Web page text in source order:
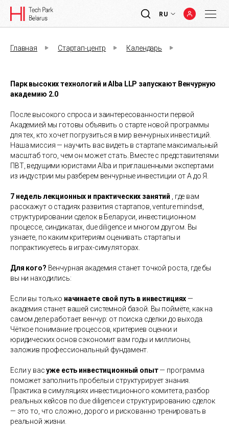
RU
Главная Стартап-центр Календарь
Парк высоких технологий и Alba LLP запускают Венчурную
академию 2.0
После высокого спроса и заинтересованности первой
Академией мы готовы объявить о старте новой программы
для тех, кто хочет погрузиться в мир венчурных инвестиций.
Наша миссия — научить вас видеть в стартапе максимальный
масштаб того, чем он может стать. Вместе с представителями
ПВТ, ведущими юристами Alba и приглашенными экспертами
из индустрии мы разберем венчурные инвестиции от А до Я.
7 недель лекционных и практических занятий
, где вам
расскажут о стадиях развития стартапов, venture mindset,
структурировании сделок в Беларуси, инвестиционном
процессе, синдикатах, due diligence и многом другом. Вы
узнаете, по каким критериям оценивать стартапы и
попрактикуетесь в играх-симуляторах.
Для кого? Венчурная академия станет точкой роста, где бы
вы ни находились:
Если вы только начинаете свой путь в инвестициях—
академия станет вашей системной базой. Вы поймёте, как на
самом деле работает венчур: от поиска сделки до выхода.
Чёткое понимание процессов, критериев оценки и
юридических основ сэкономит вам годы и миллионы,
заложив профессиональный фундамент.
Если у васуже есть инвестиционный опыт— программа
поможет заполнить пробелы и структурирует знания.
Практика в симуляциях инвестиционного комитета, разбор
реальных кейсов по due diligence и структурированию сделок
— это то, что сложно, дорого и рискованно тренировать в
реальной жизни.